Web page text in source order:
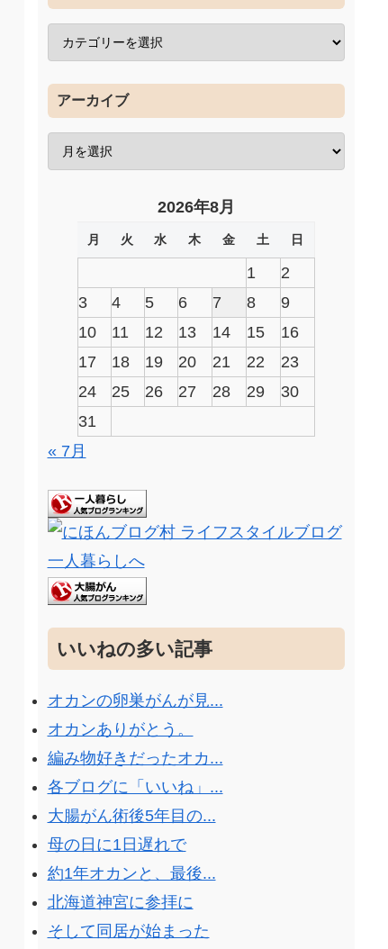
アーカイブ
2026年8月
月 火 水 木 金 土 日
1
2
3
4 5 6 7 8
9
10
11 12 13 14 15
16
17
18 19 20 21 22
23
24
25 26 27 28 29
30
31
« 7月
いいねの多い記事
オカンの卵巣がんが見...
オカンありがとう。
編み物好きだったオカ...
各ブログに「いいね」...
大腸がん術後5年目の...
母の日に1日遅れで
約1年オカンと、最後...
北海道神宮に参拝に
そして同居が始まった